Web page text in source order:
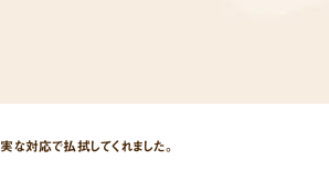
対応で払拭してくれました。